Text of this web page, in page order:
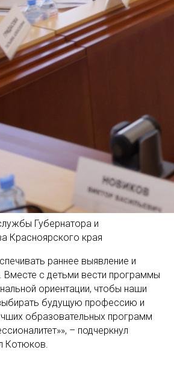
Губернатора и
Красноярского края
раннее выявление и
Вместе с детьми вести программы
ориентации, чтобы наши
будущую профессию и
образовательных программ
– подчеркнул
Котюков.